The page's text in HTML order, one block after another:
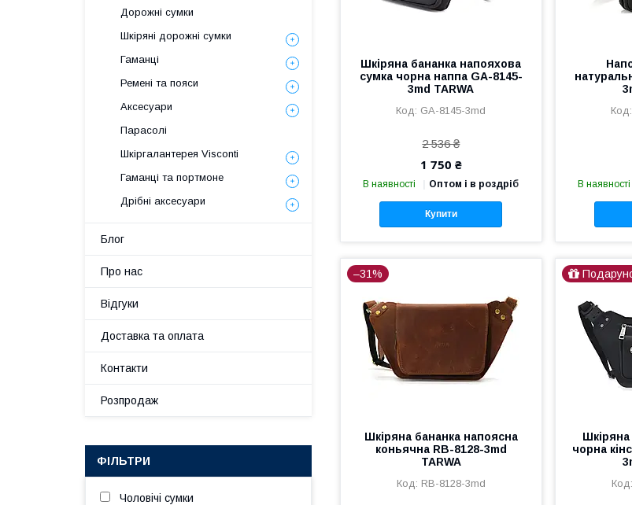
Шкіряна бананка напояхова
сумка чорна наппа GA-8145-
3md TARWA
GA-8145-3md
2 536 ₴
1 750 ₴
В наявності Оптом і в роздріб
Купити
В наявності
–31%
Шкіряна бананка напоясна
коньячна RB-8128-3md
TARWA
RB-8128-3md
чорна
Дорожні сумки
Шкіряні дорожні сумки
Гаманці
Ремені та пояси
Аксесуари
Парасолі
Шкіргалантерея Visconti
Гаманці та портмоне
Дрібні аксесуари
Блог
Про нас
Відгуки
Доставка та оплата
Контакти
Розпродаж
ФІЛЬТРИ
Чоловічі сумки